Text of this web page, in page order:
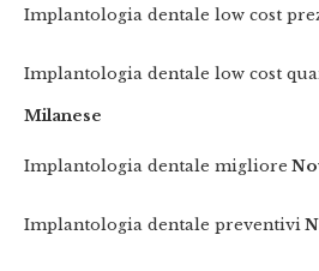
Implantologia dentale low cost
Implantologia dentale low cost
Milanese
Implantologia dentale migliore
Implantologia dentale preventivi